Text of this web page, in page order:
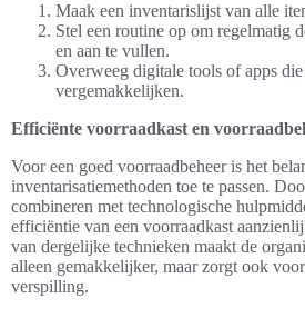
Maak een inventarislijst van alle
Stel een routine op om regelmatig
en aan te vullen.
Overweeg digitale tools of apps
vergemakkelijken.
Efficiënte voorraadkast en
Voor een goed voorraadbeheer is het
inventarisatiemethoden toe te passen.
combineren met technologische
efficiëntie van een voorraadkast
van dergelijke technieken maakt de
alleen gemakkelijker, maar zorgt ook
verspilling.